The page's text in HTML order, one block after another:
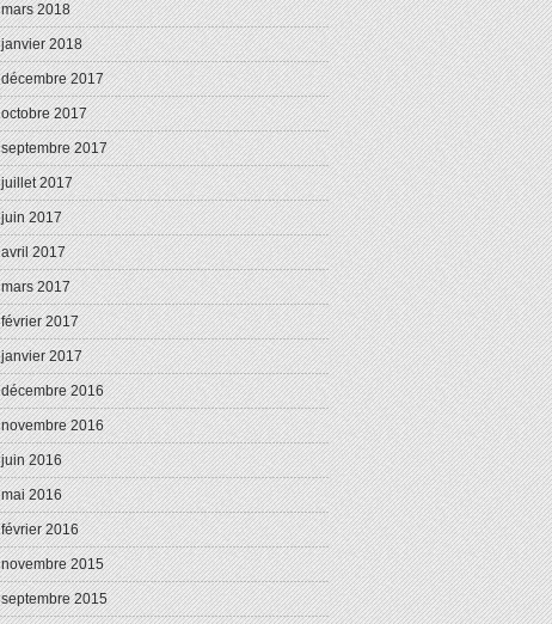
mars 2018
janvier 2018
décembre 2017
octobre 2017
septembre 2017
juillet 2017
juin 2017
avril 2017
mars 2017
février 2017
janvier 2017
décembre 2016
novembre 2016
juin 2016
mai 2016
février 2016
novembre 2015
septembre 2015